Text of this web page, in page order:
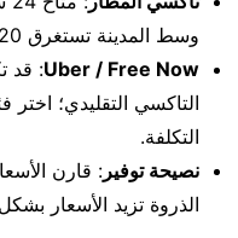
وسط المدينة تستغرق 20–35 دقيقة بتكلفة 30–40€ تقريبًا.
Uber / Free Now
التكلفة.
نصيحة توفير : قارن
الذروة تزيد الأسعار